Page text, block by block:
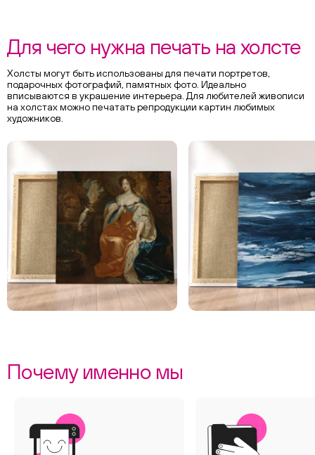
Для чего нужна печать на холсте
Холсты могут быть использованы для печати портретов,
подарочных фотографий, памятных фото. Идеально
вписываются в украшение интерьера. Для любителей живописи
на холстах можно печатать репродукции картин любимых
художников.
Почему именно мы